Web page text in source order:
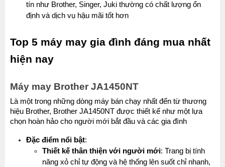
tín như Brother, Singer, Juki thường có chất lượng ổn
định và dịch vụ hậu mãi tốt hơn
Top 5 máy may gia đình đáng mua nhất
hiện nay
Máy may Brother JA1450NT
Là một trong những dòng máy bán chạy nhất đến từ thương
hiệu Brother, Brother JA1450NT được thiết kế như một lựa
chọn hoàn hảo cho người mới bắt đầu và các gia đình
Đặc điểm nổi bật:
Thiết kế thân thiện với người mới: Trang bị tính
năng xỏ chỉ tự động và hệ thống lên suốt chỉ nhanh,